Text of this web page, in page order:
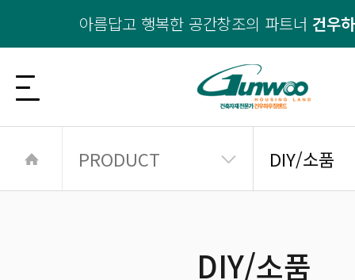
아름답고 행복한 공간창조의 파트너 건우
PRODUCT DIY/소품
DIY/소품